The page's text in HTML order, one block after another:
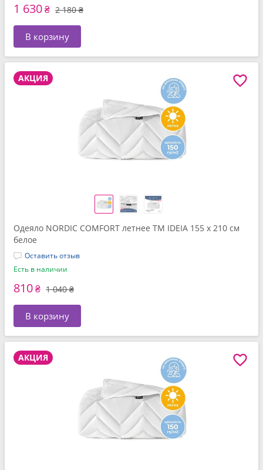
1 630₴ 2 180 ₴
В корзину
АКЦИЯ
Одеяло NORDIC COMFORT летнее ТМ IDEIA 155 x 210 см
белое
Оставить отзыв
Есть в наличии
810₴ 1 040 ₴
В корзину
АКЦИЯ